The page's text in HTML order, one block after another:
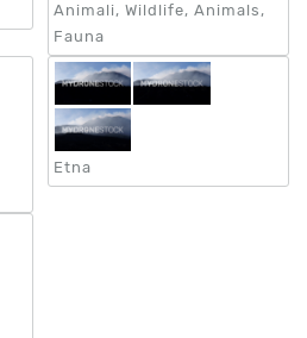
Animali, Wildlife, Animals,
Fauna
Etna